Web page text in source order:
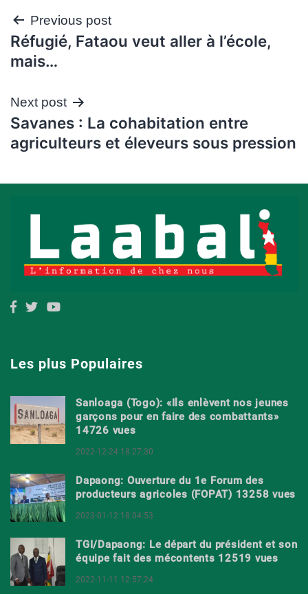
Navigation
de
Previous post
Réfugié, Fataou veut aller à l’école,
mais…
Next post
Savanes : La cohabitation entre
agriculteurs et éleveurs sous pression
Les plus Populaires
Sanloaga (Togo): «Ils enlèvent nos jeunes
garçons pour en faire des combattants»
14726 vues
2022-12-24 18:27:30
Dapaong: Ouverture du 1e Forum des
producteurs agricoles (FOPAT) 13258 vues
2023-01-12 18:04:53
TGI/Dapaong: Le départ du président et son
équipe fait des mécontents 12519 vues
2022-11-11 12:57:24